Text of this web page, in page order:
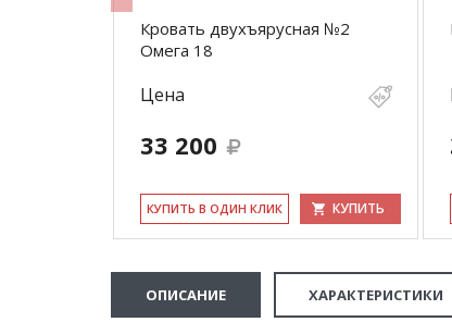
Кровать двухъярусная №2
Омега 18
Цена
33 200
КУ­ПИТЬ В ОДИН КЛИК КУПИТЬ
ОПИСАНИЕ ХАРАКТЕРИСТИКИ